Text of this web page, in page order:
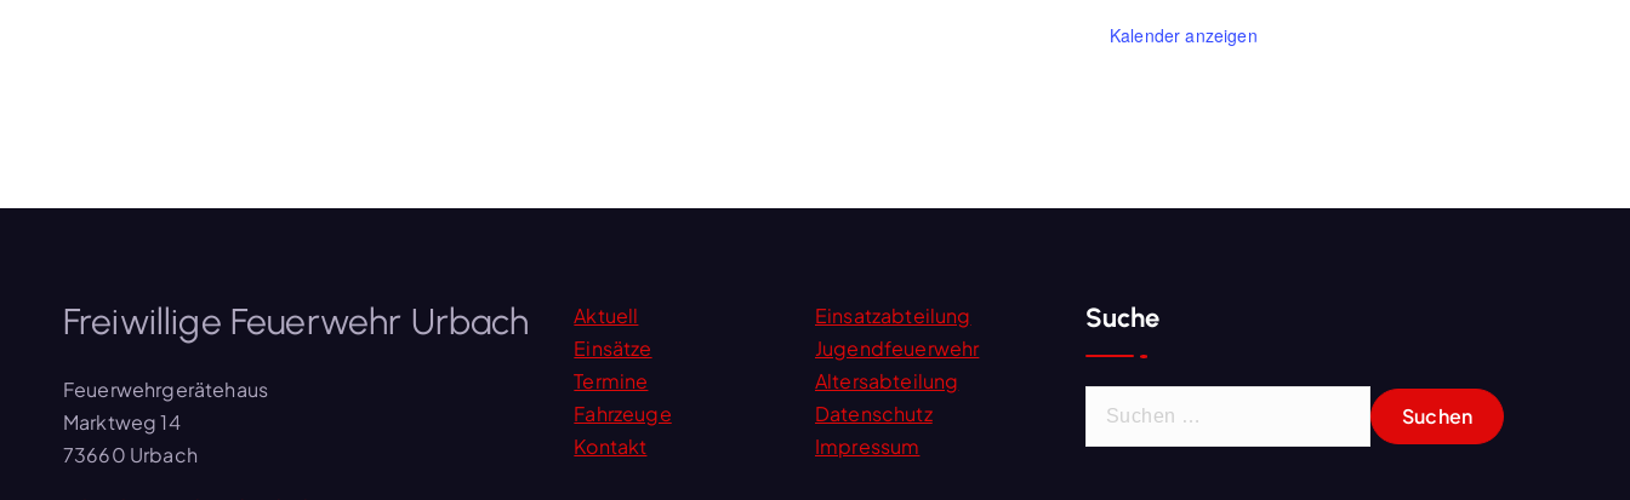
Kalender anzeigen
Freiwillige Feuerwehr Urbach
Feuerwehrgerätehaus
Marktweg 14
73660 Urbach
Aktuell
Einsatzabteilung
Einsätze
Jugendfeuerwehr
Termine
Altersabteilung
Fahrzeuge
Datenschutz
Kontakt
Impressum
Suche